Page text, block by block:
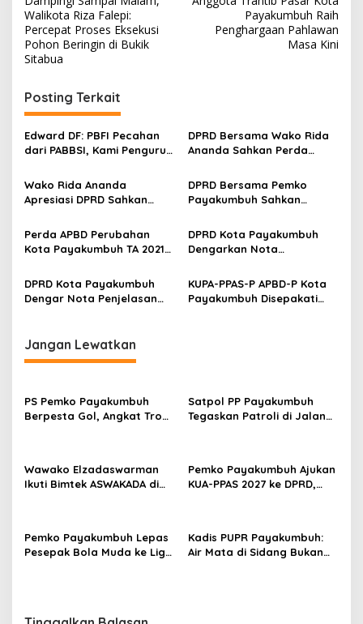
a
v
i
a
s
i
o
Walikota Riza Falepi:
Percepat Proses Eksekusi
Pohon Beringin di Bukik
Sitabua
Payakumbuh Raih
Penghargaan Pahlawan
Masa Kini
Posting Terkait
Edward DF: PBFI Pecahan
dari PABBSI, Kami Pengurus
DPRD Bersama Wako Rida
Ananda Sahkan Perda
TA 2022
Wako Rida Ananda
Apresiasi DPRD Sahkan
Perda
DPRD Bersama Pemko
Payakumbuh Sahkan
Perda
Perda APBD Perubahan
Kota Payakumbuh TA 2021
DPRD Kota Payakumbuh
Dengarkan Nota
Terhadap Ranperda APBD
Perubahan TA 2021
DPRD Kota Payakumbuh
Dengar Nota Penjelasan
dan Retribusi Daerah
KUPA-PPAS-P APBD-P Kota
Payakumbuh Disepakati
Jangan Lewatkan
PS Pemko Payakumbuh
Berpesta Gol, Angkat Trofi
Satpol PP Payakumbuh
Tegaskan Patroli di Jalan
Wawako Elzadaswarman
Ikuti Bimtek ASWAKADA di
Pemko Payakumbuh Ajukan
KUA-PPAS 2027 ke DPRD,
Pemko Payakumbuh Lepas
Pesepak Bola Muda ke Liga
Kadis PUPR Payakumbuh:
Air Mata di Sidang Bukan